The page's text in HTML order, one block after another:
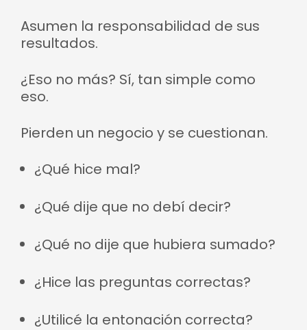
Asumen la responsabilidad de sus
resultados.
¿Eso no más? Sí, tan simple como
eso.
Pierden un negocio y se cuestionan.
¿Qué hice mal?
¿Qué dije que no debí decir?
¿Qué no dije que hubiera sumado?
¿Hice las preguntas correctas?
¿Utilicé la entonación correcta?